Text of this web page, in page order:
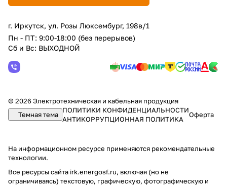
г. Иркутск, ул. Розы Люксембург, 198в/1
Пн - ПТ: 9:00-18:00 (без перерывов)
Сб и Вс: ВЫХОДНОЙ
© 2026 Электротехническая и кабельная продукция
Темная тема
ПОЛИТИКИ КОНФИДЕНЦИАЛЬНОСТИ
АНТИКОРРУПЦИОННАЯ ПОЛИТИКА
Оферта
На информационном ресурсе применяются рекомендательные
технологии.
Все ресурсы сайта irk.energosf.ru, включая (но не
ограничиваясь) текстовую, графическую, фотографическую и